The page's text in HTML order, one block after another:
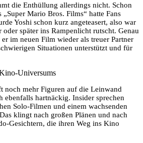
die Enthüllung allerdings nicht. Schon
„Super Mario Bros. Films“ hatte Fans
Yoshi schon kurz angeteasert, also war
später ins Rampenlicht rutscht. Genau
im neuen Film wieder als treuer Partner
Situationen unterstützt und für
Universums
noch mehr Figuren auf die Leinwand
ebenfalls hartnäckig. Insider sprechen
Solo-Filmen und einem wachsenden
klingt nach großen Plänen und nach
Gesichtern, die ihren Weg ins Kino